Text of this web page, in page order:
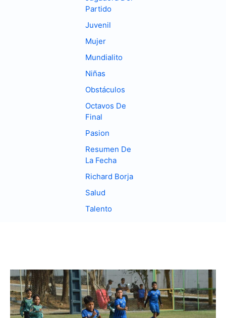
Partido
Juvenil
Mujer
Mundialito
Niñas
Obstáculos
Octavos De
Final
Pasion
Resumen De
La Fecha
Richard Borja
Salud
Talento